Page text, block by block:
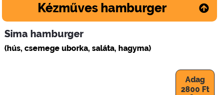
Kézműves hamburger
Sima hamburger
(hús, csemege uborka, saláta, hagyma)
Adag
2800 Ft